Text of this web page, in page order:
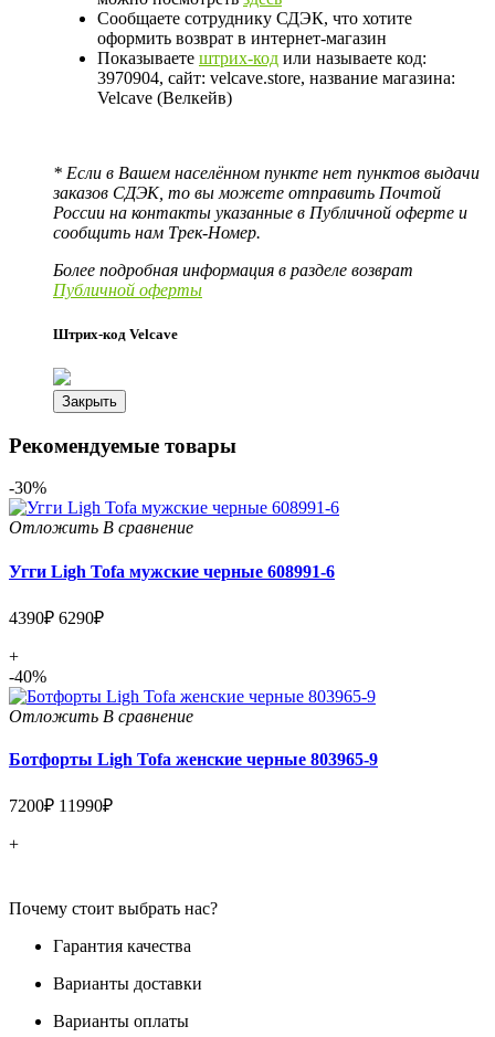
Сообщаете сотруднику СДЭК, что хотите
оформить возврат в интернет-магазин
Показываете штрих-код или называете код:
3970904, сайт: velcave.store, название магазина:
Velcave (Велкейв)
* Если в Вашем населённом пункте нет пунктов выдачи
заказов СДЭК, то вы можете отправить Почтой
России на контакты указанные в Публичной оферте и
сообщить нам Трек-Номер.
Более подробная информация в разделе возврат
Публичной оферты
Штрих-код Velcave
Закрыть
Рекомендуемые товары
-30%
Отложить В сравнение
Угги Ligh Tofa мужские черные 608991-6
4390₽ 6290₽
+
-40%
Отложить В сравнение
Ботфорты Ligh Tofa женские черные 803965-9
7200₽ 11990₽
+
Почему стоит выбрать нас?
Гарантия качества
Варианты доставки
Варианты оплаты